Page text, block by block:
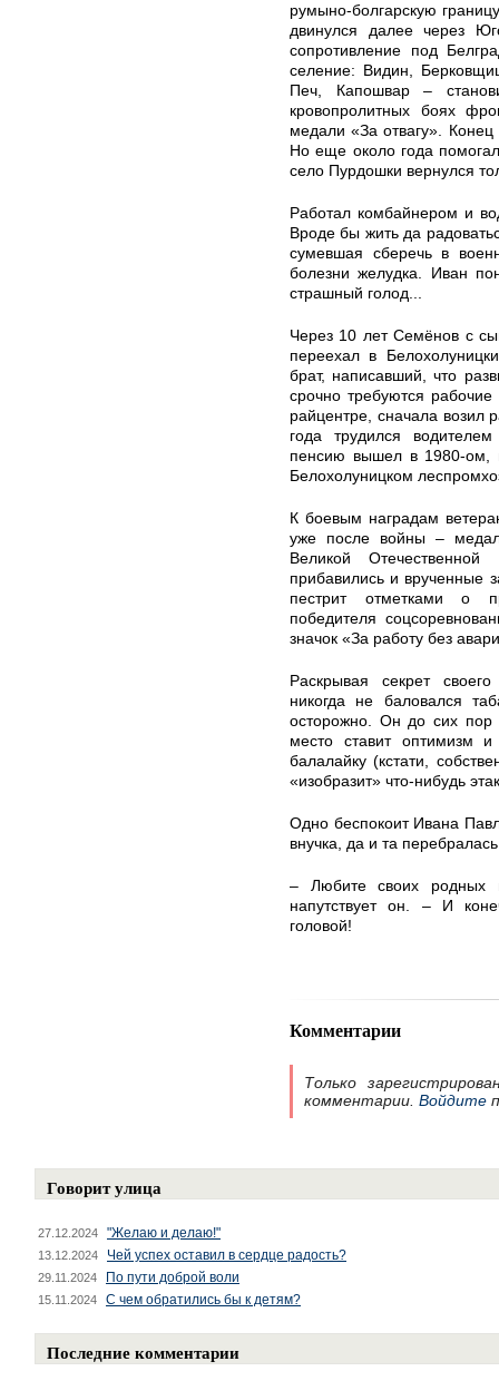
румыно-болгарскую
двинулся далее через
сопротивление под
селение: Видин,
Печ, Капошвар –
кровопролитных боях
медали «За отвагу».
Но еще около года
село Пурдошки вернулся
Работал комбайнером и
Вроде бы жить да
сумевшая сберечь в
болезни желудка. Иван
страшный голод...
Через 10 лет Семёнов с
переехал в
брат, написавший, что
срочно требуются
райцентре, сначала возил
года трудился
пенсию вышел в 1980-ом,
Белохолуницком
К боевым наградам
уже после войны –
Великой
прибавились и врученные
пестрит отметками о
победителя
значок «За работу без
Раскрывая секрет
никогда не баловался
осторожно. Он до сих пор
место ставит оптимизм
балалайку (кстати,
«изобразит» что-нибудь
Одно беспокоит Ивана
внучка, да и та
– Любите своих родных
напутствует он. – И
головой!
Комментарии
Только
комментарии. Войдите
Говорит улица
27.12.2024 "Желаю и делаю!"
13.12.2024 Чей успех оставил в сердце радость?
29.11.2024 По пути доброй воли
15.11.2024 С чем обратились бы к детям?
Последние комментарии